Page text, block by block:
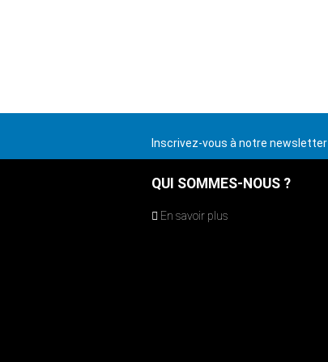
Inscrivez-vous à notre newsletter
QUI SOMMES-NOUS ?
En savoir plus